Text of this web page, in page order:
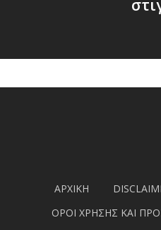
ΑΡΧΙΚΗ
ΟΡΟΙ ΧΡΗΣΗΣ ΚΑΙ